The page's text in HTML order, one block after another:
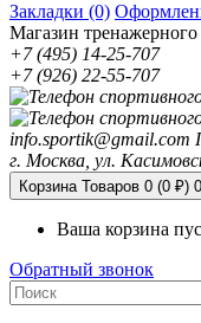
Закладки (0)
Магазин
+7 (495) 14-25-707
+7 (926) 22-55-707
info.sportik@gmail.com
г. Москва, ул.
Корзина Товаров 0 (0 ₽) 0
Ваша корзина
Обратный звонок